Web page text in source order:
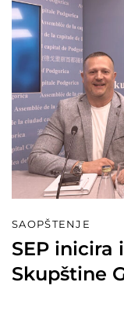
SAOPŠTENJE
SEP inicira
Skupštine